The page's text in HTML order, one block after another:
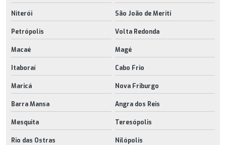
Niterói São João de Meriti
Petrópolis Volta Redonda
Macaé Magé
Itaboraí Cabo Frio
Maricá Nova Friburgo
Barra Mansa Angra dos Reis
Mesquita Teresópolis
Rio das Ostras Nilópolis